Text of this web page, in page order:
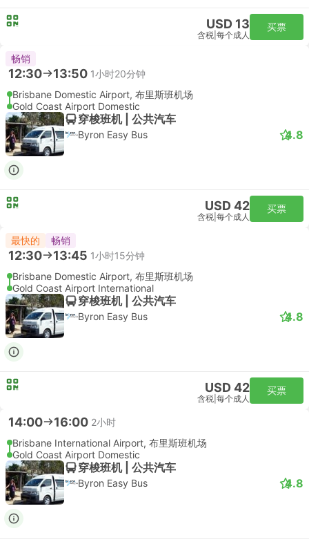
USD 13
含税 每个成人
买票
畅销
12:30 13:50 1小时20分钟
Brisbane Domestic Airport, 布里斯班机场
Gold Coast Airport Domestic
穿梭班机 | 公共汽车
Byron Easy Bus 4.8
USD 42
含税 每个成人
买票
最快的 畅销
12:30 13:45 1小时15分钟
Brisbane Domestic Airport, 布里斯班机场
Gold Coast Airport International
穿梭班机 | 公共汽车
Byron Easy Bus 4.8
USD 42
含税 每个成人
买票
14:00 16:00 2小时
Brisbane International Airport, 布里斯班机场
Gold Coast Airport Domestic
穿梭班机 | 公共汽车
Byron Easy Bus 4.8